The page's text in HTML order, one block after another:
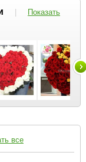
|
Показать
все